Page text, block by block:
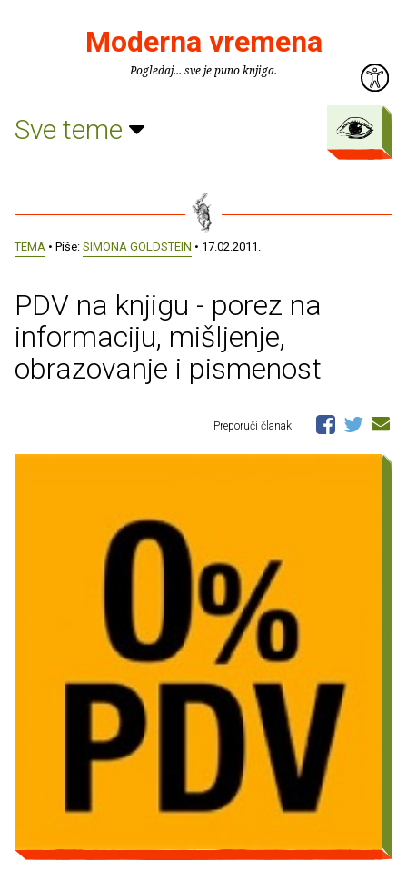
Moderna vremena
Pogledaj... sve je puno knjiga.
Sve teme
TEMA • Piše: SIMONA GOLDSTEIN • 17.02.2011.
PDV na knjigu - porez na
informaciju, mišljenje,
obrazovanje i pismenost
Preporuči članak